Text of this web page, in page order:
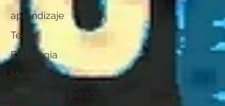
aprendizaje
Teoría
Estrategia
Mente
Crecimiento personal